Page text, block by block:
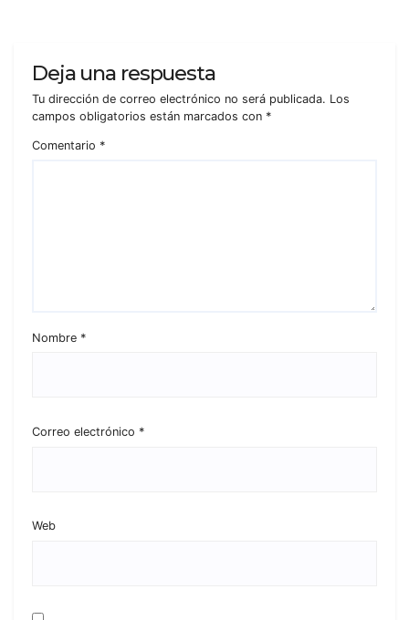
Deja una respuesta
Tu dirección de correo electrónico no será publicada. Los
campos obligatorios están marcados con *
Comentario *
Nombre *
Correo electrónico *
Web